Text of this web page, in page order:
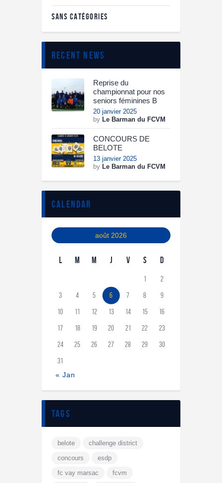
SANS CATÉGORIES
recent news
Reprise du
championnat pour nos
seniors féminines B
20 janvier 2025
by Le Barman du FCVM
CONCOURS DE
BELOTE
13 janvier 2025
by Le Barman du FCVM
calendar
août 2026
L M M J V S D
1 2
3 4 5 6 7 8 9
10 11 12 13 14 15 16
17 18 19 20 21 22 23
24 25 26 27 28 29 30
31
« Jan
tags
belote
challenge district
concours
esdp
fc vay marsac
fcvm